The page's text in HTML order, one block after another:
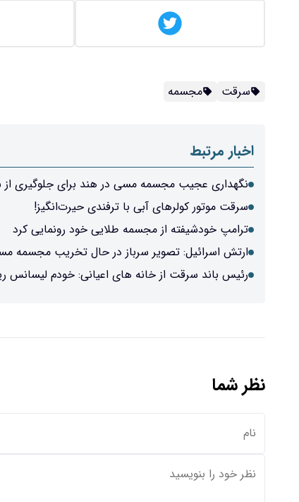
سرقت مجسمه
اخبار مرتبط
نگهداری عجیب مجسمه مسی در هند برای جلوگیری
سرقت موتور کولرهای آبی با ترفندی حیرت‌انگیز!
ترامپ خودشیفته از مجسمه طلایی خود رونمایی کرد
ارتش اسرائیل: تصویر سرباز در حال تخریب مجسمه
رئیس باند سرقت از خانه های اعیانی: خودم لیسانس
نظر شما